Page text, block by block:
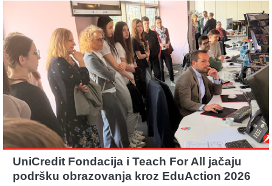
UniCredit Fondacija i Teach For All jačaju
podršku obrazovanja kroz EduAction 2026